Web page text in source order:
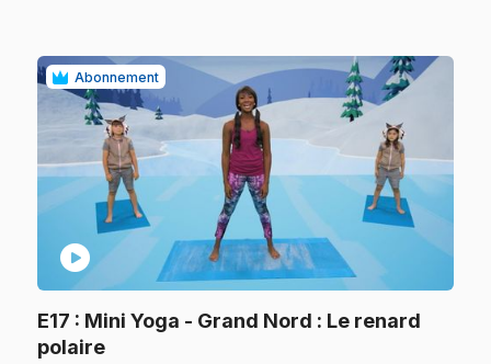
Abonnement
play_circle
E17 : Mini Yoga - Grand Nord : Le renard
polaire.